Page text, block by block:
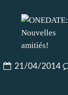
21/04/2014